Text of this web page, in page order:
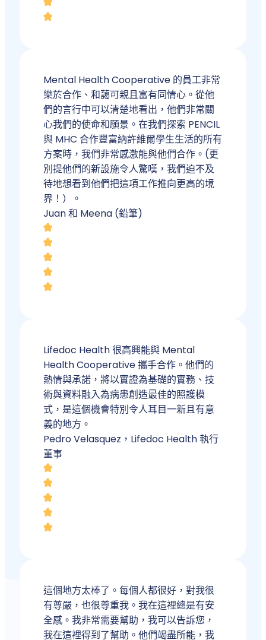
Mental Health Cooperative 的員工非常
樂於合作、和藹可親且富有同情心。從他
們的言行中可以清楚地看出，他們非常關
心我們的使命和願景。在我們探索 PENCIL
與 MHC 合作豐富納許維爾學生生活的所有
方案時，我們非常感激能與他們合作。(更
別提他們的新設施令人驚嘆，我們迫不及
待地想看到他們把這項工作推向更高的境
界！）。
Juan 和 Meena (鉛筆)
Lifedoc Health 很高興能與 Mental
Health Cooperative 攜手合作。他們的
熱情與承諾，將以實證為基礎的實務、技
術與資料融入為病患創造最佳的照護模
式，是這個機會特別令人耳目一新且有意
義的地方。
Pedro Velasquez，Lifedoc Health 執行
董事
這個地方太棒了。每個人都很好，對我很
有尊嚴，也很尊重我。我在這裡總是有安
全感。我非常需要幫助，我可以告訴您，
我在這裡得到了幫助。他們竭盡所能，我